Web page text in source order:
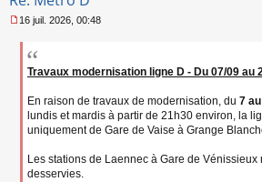
e
16 juil. 2026, 00:48
Travaux modernisation ligne D - Du 07/09 au
En raison de travaux de modernisation, du 7
lundis et mardis à partir de 21h30 environ, la
uniquement de Gare de Vaise à Grange
Les stations de Laennec à Gare de Vénissieux
desservies.